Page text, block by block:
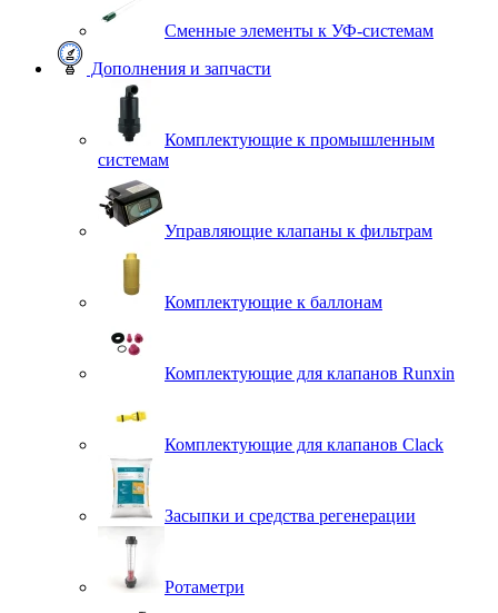
Сменные элементы к УФ-системам
Дополнения и запчасти
Комплектующие к промышленным
системам
Управляющие клапаны к фильтрам
Комплектующие к баллонам
Комплектующие для клапанов Runxin
Комплектующие для клапанов Clack
Засыпки и средства регенерации
Ротаметри